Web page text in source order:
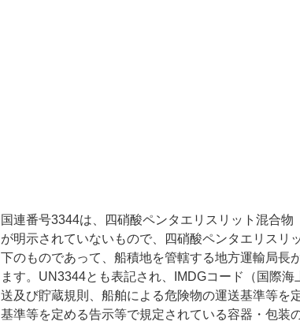
国連番号3344は、四硝酸ペンタエリスリット混合
が明示されていないもので、四硝酸ペンタエリスリ
下のものであって、船積地を管轄する地方運輸局長
ます。UN3344とも表記され、IMDGコード（国際
送及び貯蔵規則、船舶による危険物の運送基準等を
基準等を定める告示等で規定されている容器・包装